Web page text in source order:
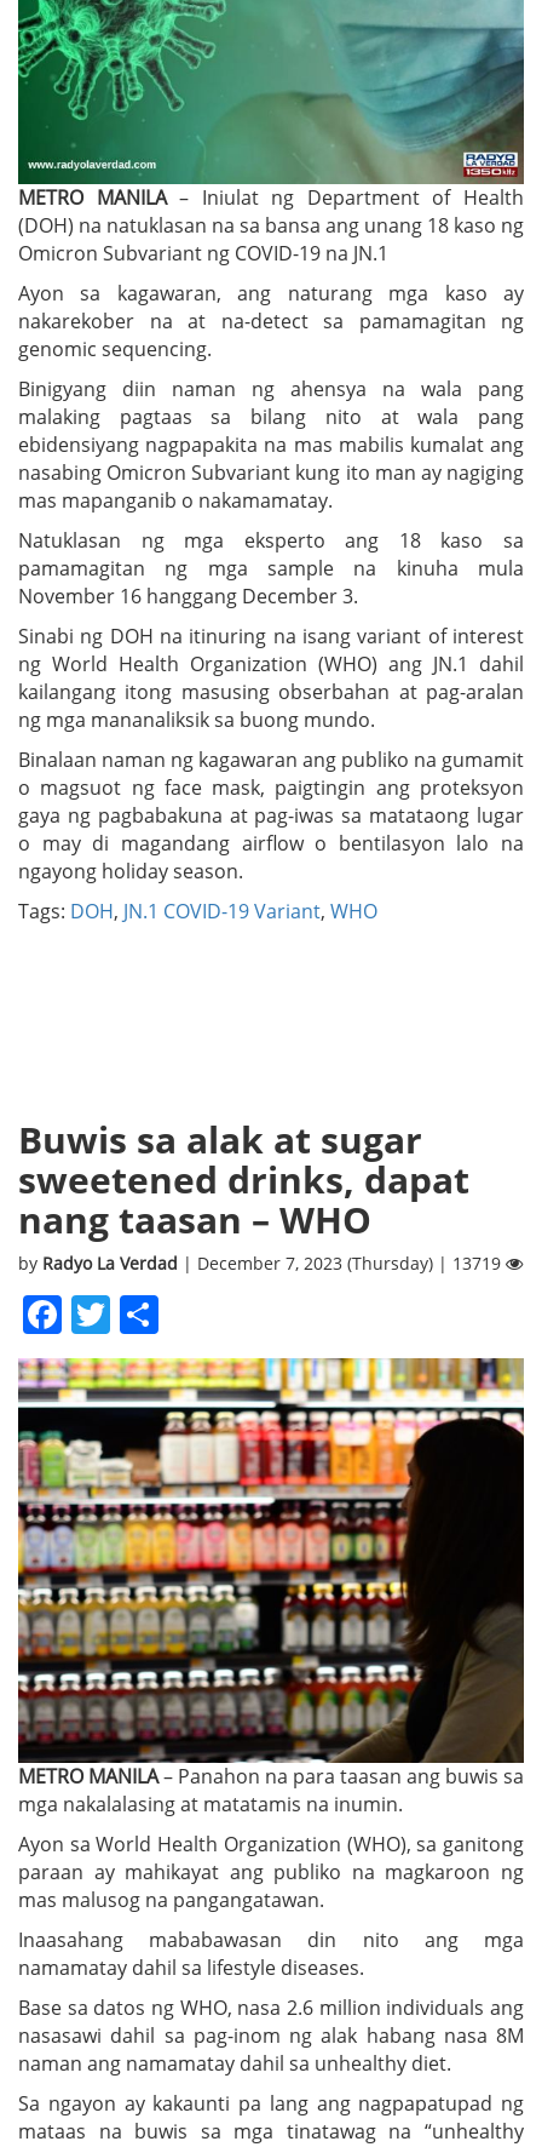
METRO MANILA– Iniulat ng Department of Health
(DOH) na natuklasan na sa bansa ang unang 18 kaso ng
Omicron Subvariant ng COVID-19 na JN.1
Ayon sa kagawaran, ang naturang mga kaso ay
nakarekober na at na-detect sa pamamagitan ng
genomic sequencing.
Binigyang diin naman ng ahensya na wala pang
malaking pagtaas sa bilang nito at wala pang
ebidensiyang nagpapakita na mas mabilis kumalat ang
nasabing Omicron Subvariant kung ito man ay nagiging
mas mapanganib o nakamamatay.
Natuklasan ng mga eksperto ang 18 kaso sa
pamamagitan ng mga sample na kinuha mula
November 16 hanggang December 3.
Sinabi ng DOH na itinuring na isang variant of interest
ng World Health Organization (WHO) ang JN.1 dahil
kailangang itong masusing obserbahan at pag-aralan
ng mga mananaliksik sa buong mundo.
Binalaan naman ng kagawaran ang publiko na gumamit
o magsuot ng face mask, paigtingin ang proteksyon
gaya ng pagbabakuna at pag-iwas sa matataong lugar
o may di magandang airflow o bentilasyon lalo na
ngayong holiday season.
Tags: DOH, JN.1 COVID-19 Variant, WHO
Buwis sa alak at sugar
sweetened drinks, dapat
nang taasan – WHO
by Radyo La Verdad | December 7, 2023 (Thursday) | 13719
Facebook
Twitter
METRO MANILA– Panahon na para taasan ang buwis sa
mga nakalalasing at matatamis na inumin.
Ayon sa World Health Organization (WHO), sa ganitong
paraan ay mahikayat ang publiko na magkaroon ng
mas malusog na pangangatawan.
Inaasahang mababawasan din nito ang mga
namamatay dahil sa lifestyle diseases.
Base sa datos ng WHO, nasa 2.6 million individuals ang
nasasawi dahil sa pag-inom ng alak habang nasa 8M
naman ang namamatay dahil sa unhealthy diet.
Sa ngayon ay kakaunti pa lang ang nagpapatupad ng
mataas na buwis sa mga tinatawag na “unhealthy